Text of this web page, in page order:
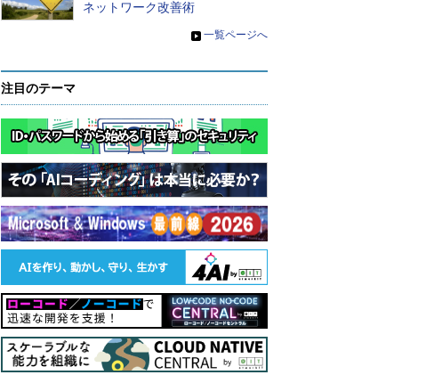
ネットワーク改善術
» 一覧ページへ
注目のテーマ